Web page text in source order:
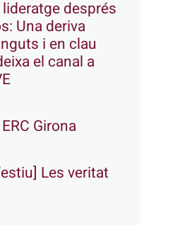
després
Una deriva
i en clau
el canal a
Girona
Les veritat